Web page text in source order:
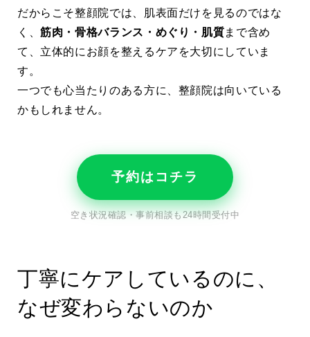
だからこそ整顔院では、肌表面だけを見るのではな
く、筋肉・骨格バランス・めぐり・肌質まで含め
て、立体的にお顔を整えるケアを大切にしていま
す。
一つでも心当たりのある方に、整顔院は向いている
かもしれません。
予約はコチラ
空き状況確認・事前相談も24時間受付中
丁寧にケアしているのに、
なぜ変わらないのか